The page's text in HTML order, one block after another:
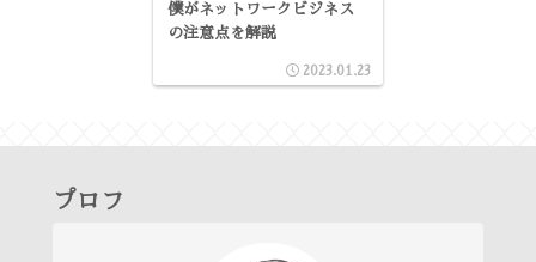
僕がネットワークビジネス
の注意点を解説
2023.01.23
プロフ